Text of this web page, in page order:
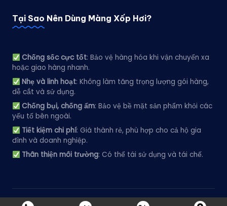
Tại Sao Nên Dùng Màng Xốp Hơi?
Chống sốc cực tốt: Bảo vệ hàng hóa khi vận chuyển xa
hoặc giao hàng nhanh.
Nhẹ và linh hoạt: Không làm tăng trọng lượng gói hàng,
dễ cắt và sử dụng.
Chống bụi, chống ẩm: Bảo vệ bề mặt sản phẩm khỏi các
yếu tố bên ngoài.
Tiết kiệm chi phí: Giá thành rẻ, phù hợp cho cả hộ gia
đình và doanh nghiệp.
Thân thiện môi trường: Có thể tái sử dụng và tái chế.